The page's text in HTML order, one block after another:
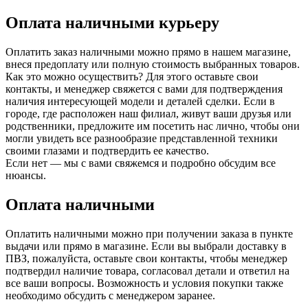
Оплата наличными курьеру
Оплатить заказ наличными можно прямо в нашем магазине,
внеся предоплату или полную стоимость выбранных товаров.
Как это можно осуществить? Для этого оставьте свои
контакты, и менеджер свяжется с вами для подтверждения
наличия интересующей модели и деталей сделки. Если в
городе, где расположен наш филиал, живут ваши друзья или
родственники, предложите им посетить нас лично, чтобы они
могли увидеть все разнообразие представленной техники
своими глазами и подтвердить ее качество.
Если нет — мы с вами свяжемся и подробно обсудим все
нюансы.
Оплата наличными
Оплатить наличными можно при получении заказа в пункте
выдачи или прямо в магазине. Если вы выбрали доставку в
ПВЗ, пожалуйста, оставьте свои контакты, чтобы менеджер
подтвердил наличие товара, согласовал детали и ответил на
все ваши вопросы. Возможность и условия покупки также
необходимо обсудить с менеджером заранее.